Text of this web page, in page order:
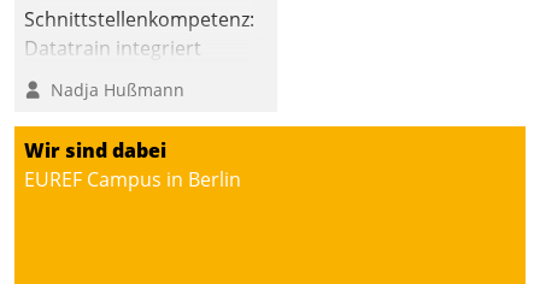
dem externen
Serviceteam, Anrufe von
Mietenden zügiger und
effizienter zu bearbeiten.
Schnittstellenkompetenz:
Datatrain integriert
Yarowas Portal zur
Vergabe und Verwaltung
von Aufträgen der
operativen
Instandhaltung in die
Nadja Hußmann
Wir sind dabei
EUREF Campus in Berlin